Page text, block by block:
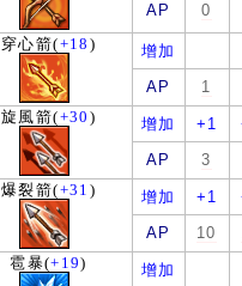
AP
0
穿心箭(+18 )
增加
AP
1
旋風箭(+30 ) 增加 +1
AP
3
爆裂箭(+31 ) 增加 +1
AP
10
雹暴(+19) 增加